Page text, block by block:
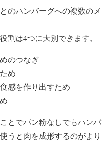
のハンバーグへの複数のメ
割は4つに大別できます。
のつなぎ
め
感を作り出すため
とでパン粉なしでもハンバ
うと肉を成形するのがより